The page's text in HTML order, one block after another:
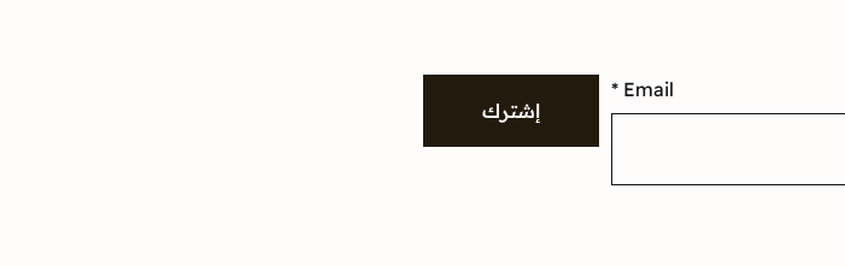
Email
*
إشترك